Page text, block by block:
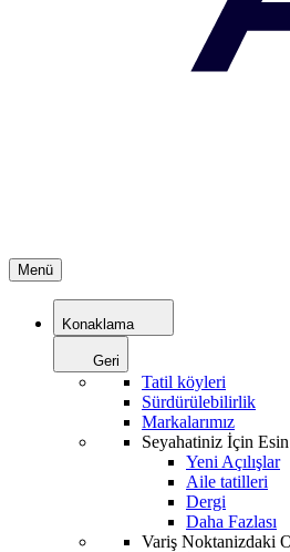
Menü
Konaklama
Geri
Tatil köyleri
Sürdürülebilirlik
Markalarımız
Seyahatiniz İçin
Yeni Açılışlar
Aile tatilleri
Dergi
Daha Fazlası
Variş Noktanizdaki